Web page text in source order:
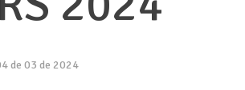
de 03 de 2024